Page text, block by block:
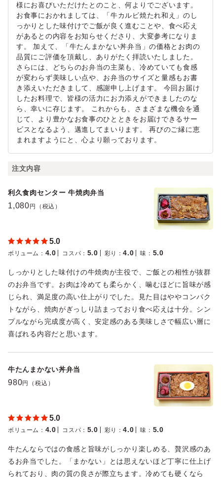
様にお喜びいただけたとのこと、何よりでございます。
お食事におかれましては、「牛カルビ焼たれ和え」のし
っかりとした味付けでご飯が良く進むことや、食べ応え
があるとの内容をお知らせくださり、大変参考になりま
す。 加えて、「牛たんまかない丼弁当」の価格とお肉の
品質にご評価を頂戴し、ありがたく拝読いたしました。
さらには、どちらのお弁当の主菜も、冷めていても食感
が変わらず美味しい点や、お弁当のサイズと量感もお書
き添えいただきまして、感謝申し上げます。 今回お届け
したお料理で、皆様の活力にお力添えができましたのな
ら、幸いに存じます。 これからも、さまざまな機会を通
じて、より豊かなお食事のひとときをお届けできるサー
ビスとなるよう、邁進してまいります。 再びのご縁に恵
まれますようにと、心より願っております。
注文内容
利久食肉センター 牛焼肉弁当
1,080 円（税込）
5.0
ボリューム ： 4.0 コスパ ： 5.0 彩り ：4.0 味 ： 5.0
しっかりとした味付けの牛焼肉が主役で、ご飯との相性が抜群
のお弁当です。お肉は冷めても柔らかく、噛むほどに旨味が感
じられ、満足度の高い仕上がりでした。見た目はややコンパク
トながら、焼肉がぎっしり詰まっており食べ応えは十分。シン
プルながら完成度が高く、安定感のある美味しさで幅広い層に
喜ばれる内容だと思います。
牛たんまかない丼弁当
980円（税込）
5.0
ボリューム ： 4.0 コスパ ： 5.0 彩り ：4.0 味 ： 5.0
牛たんならではの食感と旨味がしっかり楽しめる、贅沢感のあ
るお弁当でした。「まかない」とは思えないほど丁寧に仕上げ
られており、肉の質の良さが際立ちます。冷めても硬くなら